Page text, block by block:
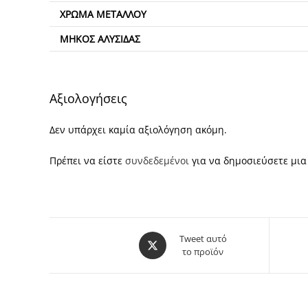
ΧΡΏΜΑ ΜΕΤΆΛΛΟΥ
ΜΉΚΟΣ ΑΛΥΣΊΔΑΣ
Αξιολογήσεις
Δεν υπάρχει καμία αξιολόγηση ακόμη.
Πρέπει να είστε συνδεδεμένοι για να δημοσιεύσετε μια
Opens
in
Tweet αυτό
το προϊόν